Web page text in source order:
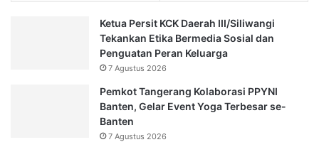
Ketua Persit KCK Daerah III/Siliwangi
Tekankan Etika Bermedia Sosial dan
Penguatan Peran Keluarga
7 Agustus 2026
Pemkot Tangerang Kolaborasi PPYNI
Banten, Gelar Event Yoga Terbesar se-
Banten
7 Agustus 2026